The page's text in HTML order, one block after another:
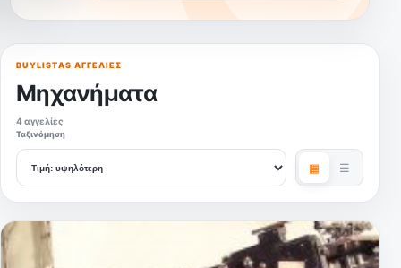
BUYLISTAS ΑΓΓΕΛΊΕΣ
Μηχανήματα
4 αγγελίες
Ταξινόμηση
▦ ☰